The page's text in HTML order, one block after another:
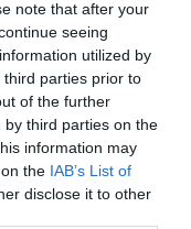
note that after your
seeing
utilized by
parties prior to
of the further
third parties on the
information may
the IAB’s List of
disclose it to other